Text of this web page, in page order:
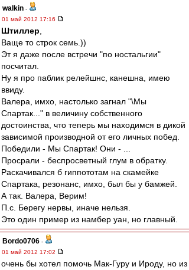
walkin -
01 май 2012 17:16
Штиллер
Ваще то строк семь.))
Эт я даже после встречи "по ностальгии"
посчитал.
Ну я про паблик релейшнс, канешна, имею
ввиду.
Валера, имхо, настолько загнал "\Мы
Спартак..." в величину собственного
достоинства, что теперь мы находимся в дикой
зависимой производной от его личных побед.
Победили - Мы Спартак! Они - ...
Просрали - беспросветный глум в обратку.
Раскачивался б гиппототам на скамейке
Спартака, резонанс, имхо, был бы у бамжей.
А так. Валера, Верим!
П.с. Берегу нервы, иначе нельзя.
Это один пример из намбер уан, но главный.
Bordo0706 -
01 май 2012 17:02
очень бы хотел помочь Мак-Гуру и Ироду, но из